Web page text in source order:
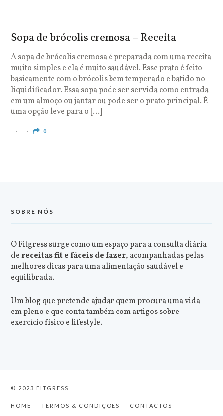
Sopa de brócolis cremosa – Receita
A sopa de brócolis cremosa é preparada com uma receita
muito simples e ela é muito saudável. Esse prato é feito
basicamente com o brócolis bem temperado e batido no
liquidificador. Essa sopa pode ser servida como entrada
em um almoço ou jantar ou pode ser o prato principal. É
uma opção leve para o […]
0
SOBRE NÓS
O Fitgress surge como um espaço para a consulta diária
dereceitas fit e fáceis de fazer, acompanhadas pelas
melhores dicas para uma alimentação saudável e
equilibrada.
Um blog que pretende ajudar quem procura uma vida
em pleno e que conta também com artigos sobre
exercício físico e lifestyle.
© 2023 FITGRESS
HOME TERMOS & CONDIÇÕES CONTACTOS